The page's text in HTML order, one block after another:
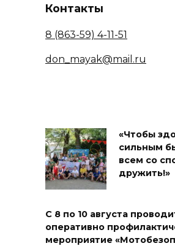
Контакты
8 (863-59) 4-11-51
don_mayak@mail.ru
«Чтобы
сильным
всем со
дружить!»
С 8 по 10 августа
оперативно
мероприятие